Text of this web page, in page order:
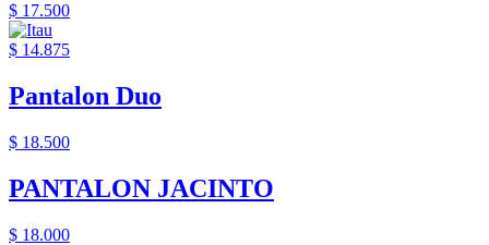
$ 17.500
$ 14.875
Pantalon Duo
$ 18.500
PANTALON JACINTO
$ 18.000